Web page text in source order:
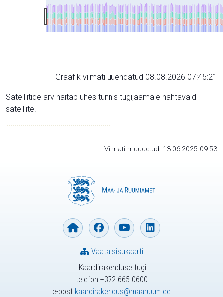
Graafik viimati uuendatud 08.08.2026 07:45:21
Satelliitide arv näitab ühes tunnis tugijaamale nähtavaid
satelliite.
Viimati muudetud: 13.06.2025 09:53
Kaardirakenduse tugi
telefon +372 665 0600
e-post kaardirakendus@maaruum.ee
Vaata sisukaarti